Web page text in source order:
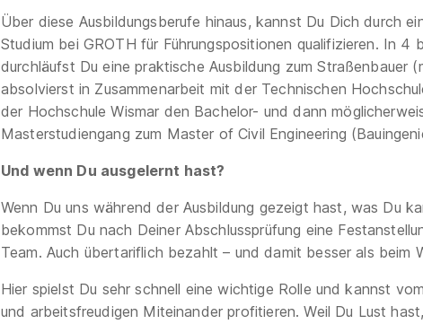
Über diese Ausbildungsberufe hinaus, kannst Du Dich durch
Studium bei GROTH für Führungspositionen qualifizieren. In 4
durchläufst Du eine praktische Ausbildung zum Straßenbauer
absolvierst in Zusammenarbeit mit der Technischen
der Hochschule Wismar den Bachelor- und dann
Masterstudiengang zum Master of Civil Engineering
Und wenn Du ausgelernt hast?
Wenn Du uns während der Ausbildung gezeigt hast, was Du
bekommst Du nach Deiner Abschlussprüfung eine
Team. Auch übertariflich bezahlt – und damit besser als beim
Hier spielst Du sehr schnell eine wichtige Rolle und kannst
und arbeitsfreudigen Miteinander profitieren. Weil Du Lust